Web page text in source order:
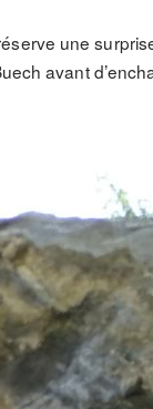
une
avant